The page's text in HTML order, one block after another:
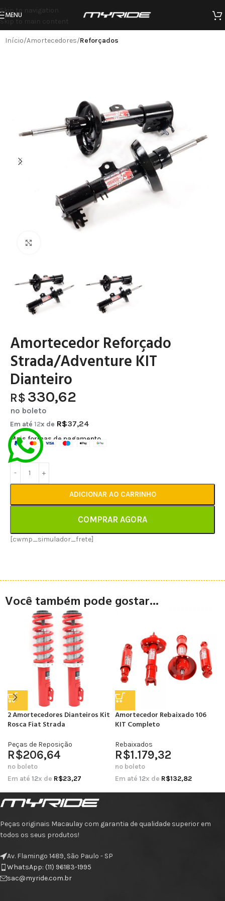
Skip to navigation
Skip to main content
MENU
Início Amortecedores Reforçados
Amortecedor Reforçado
Strada/Adventure KIT
Dianteiro
R$ 330,62
no boleto
Em até 12x de R$37,24
Mais formas de pagamento
ADICIONAR AO CARRINHO
COMPRAR AGORA
[cwmp_simulador_frete]
Você também pode gostar...
2 Amortecedores Dianteiros Kit
Rosca Fiat Strada
Peças de Reposição
R$206,64
no boleto
Em até 12x de R$23,27
Amortecedor Rebaixado 106
KIT Completo
Rebaixados
R$1.179,32
no boleto
Em até 12x de R$132,82
Peças originais Macaulay com garantia de qualidade superior em
todos os seus produtos!
Av. Flamingo 1489, São Paulo - SP
WhatsApp: (11) 96183-1995
sac@myride.com.br